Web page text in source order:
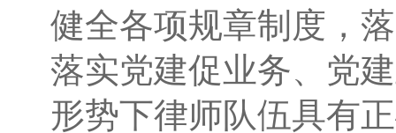
健全各项规章制度，
落实党建促业务、党
形势下律师队伍具有